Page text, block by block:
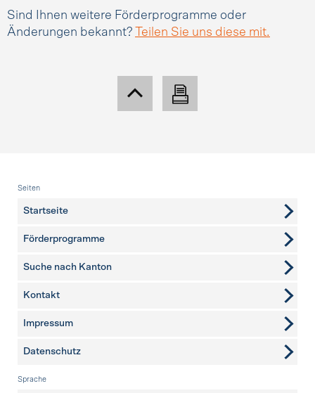
Sind Ihnen weitere Förderprogramme oder
Änderungen bekannt?
Teilen Sie uns diese mit.
Fusszeile
Seiten
Startseite
Förderprogramme
Suche nach Kanton
weitere Seiten
Kontakt
Impressum
Datenschutz
Sprache